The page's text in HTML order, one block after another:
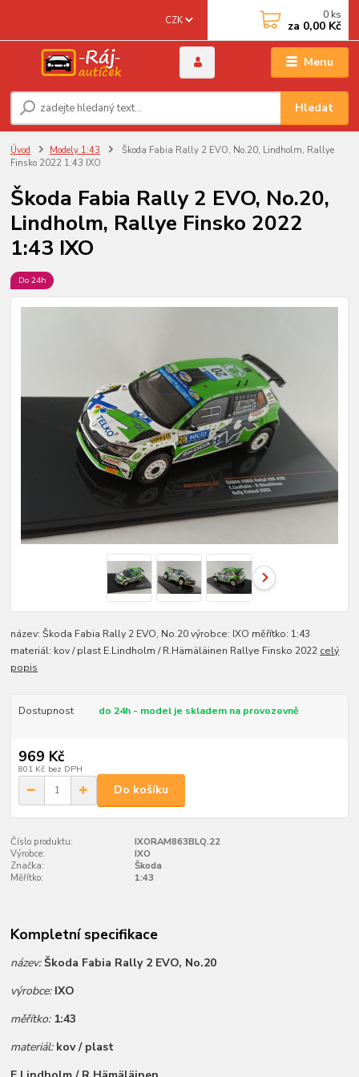
Menu
CZK
Hledat
0 ks
za 0,00 Kč
Úvod Modely 1:43
Škoda Fabia Rally 2 EVO, No.20, Lindholm, Rallye
Finsko 2022 1:43 IXO
Škoda Fabia Rally 2 EVO, No.20,
Lindholm, Rallye Finsko 2022
1:43 IXO
Do 24h
název: Škoda Fabia Rally 2 EVO, No.20 výrobce: IXO měřítko: 1:43
materiál: kov / plast E.Lindholm / R.Hämäläinen Rallye Finsko 2022 celý
popis
Dostupnost do 24h - model je skladem na provozovně
969 Kč
801 Kč bez DPH
Do košíku
Číslo produktu:
IXORAM863BLQ.22
Výrobce:
IXO
Značka:
Škoda
Měřítko:
1:43
Kompletní specifikace
název:Škoda Fabia Rally 2 EVO, No.20
výrobce: IXO
měřítko: 1:43
materiál: kov / plast